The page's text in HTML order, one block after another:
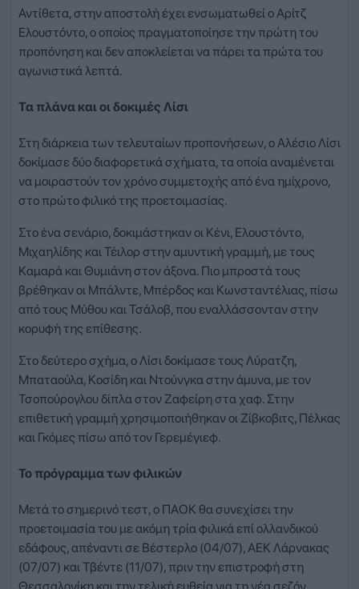
Αντίθετα, στην αποστολή έχει ενσωματωθεί ο Αρίτζ
Ελουστόντο, ο οποίος πραγματοποίησε την πρώτη του
προπόνηση και δεν αποκλείεται να πάρει τα πρώτα του
αγωνιστικά λεπτά.
Τα πλάνα και οι δοκιμές Λίσι
Στη διάρκεια των τελευταίων προπονήσεων, ο Αλέσιο Λίσι
δοκίμασε δύο διαφορετικά σχήματα, τα οποία αναμένεται
να μοιραστούν τον χρόνο συμμετοχής από ένα ημίχρονο,
στο πρώτο φιλικό της προετοιμασίας.
Στο ένα σενάριο, δοκιμάστηκαν οι Κένι, Ελουστόντο,
Μιχαηλίδης και Τέιλορ στην αμυντική γραμμή, με τους
Καμαρά και Θυμιάνη στον άξονα. Πιο μπροστά τους
βρέθηκαν οι Μπάλντε, Μπέρδος και Κωνσταντέλιας, πίσω
από τους Μύθου και Τσάλοβ, που εναλλάσσονταν στην
κορυφή της επίθεσης.
Στο δεύτερο σχήμα, ο Λίσι δοκίμασε τους Λύρατζη,
Μπαταούλα, Κοσίδη και Ντούνγκα στην άμυνα, με τον
Τσοπούρογλου δίπλα στον Ζαφείρη στα χαφ. Στην
επιθετική γραμμή χρησιμοποιήθηκαν οι Ζίβκοβιτς, Πέλκας
και Γκόμες πίσω από τον Γερεμέγιεφ.
Το πρόγραμμα των φιλικών
Μετά το σημερινό τεστ, ο ΠΑΟΚ θα συνεχίσει την
προετοιμασία του με ακόμη τρία φιλικά επί ολλανδικού
εδάφους, απέναντι σε Βέστερλο (04/07), ΑΕΚ Λάρνακας
(07/07) και Τβέντε (11/07), πριν την επιστροφή στη